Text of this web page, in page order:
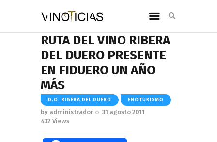
RUTA DEL VINO RIBERA
DEL DUERO PRESENTE
EN FIDUERO UN AÑO
MÁS
D.O. RIBERA DEL DUERO ENOTURISMO
by administrador
31 agosto 2011
432 Views